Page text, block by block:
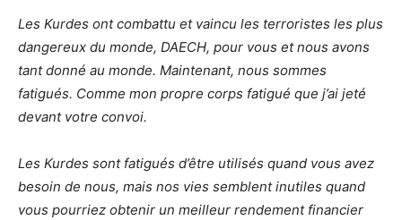
Les Kurdes ont combattu et vaincu les terroristes les plus
dangereux du monde, DAECH, pour vous et nous avons
tant donné au monde. Maintenant, nous sommes
fatigués. Comme mon propre corps fatigué que j’ai jeté
devant votre convoi.
Les Kurdes sont fatigués d’être utilisés quand vous avez
besoin de nous, mais nos vies semblent inutiles quand
vous pourriez obtenir un meilleur rendement financier